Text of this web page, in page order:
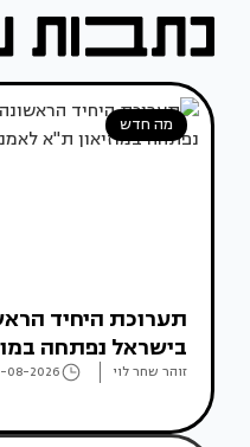
מה חדש
תערוכת היחיד
בישראל נפתחה
זוהר שחר לוי 08-2026